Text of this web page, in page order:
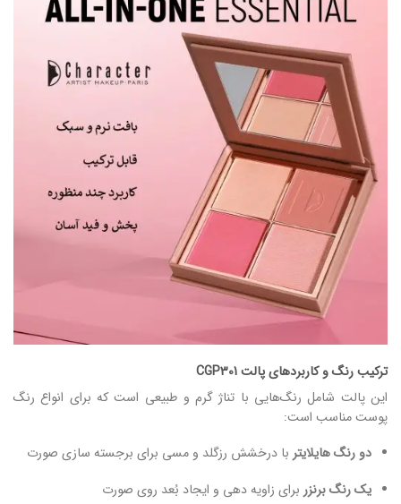
ترکیب رنگ و کاربردهای پالت CGP301
این پالت شامل رنگ‌هایی با تناژ گرم و طبیعی است که برای انواع رنگ
پوست مناسب‌ است:
دو رنگ هایلایتر با درخشش رزگلد و مسی برای برجسته‌ سازی صورت
یک رنگ برنزر برای زاویه‌ دهی و ایجاد بُعد روی صورت